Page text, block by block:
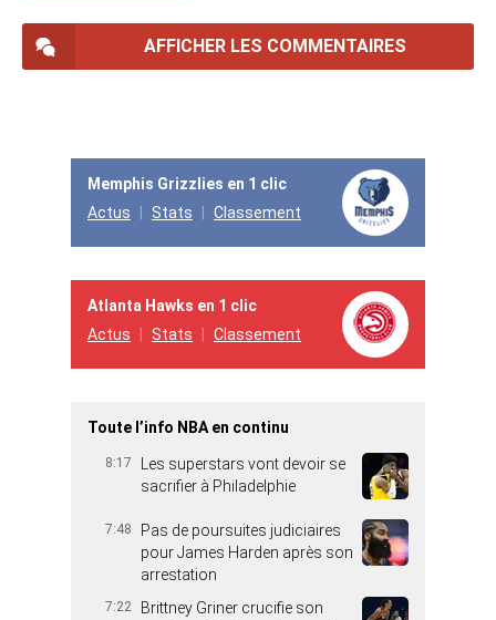
AFFICHER LES COMMENTAIRES
Memphis Grizzlies en 1 clic
Actus
Stats Classement
Atlanta Hawks en 1 clic
Actus
Stats Classement
Toute l’info NBA en continu
8:17
Les superstars vont devoir se
sacrifier à Philadelphie
7:48
Pas de poursuites judiciaires
pour James Harden après son
arrestation
7:22
Brittney Griner crucifie son